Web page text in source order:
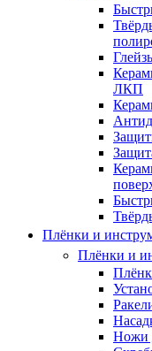
ЛКП
Плёнки и
Плёнки и
Ножи